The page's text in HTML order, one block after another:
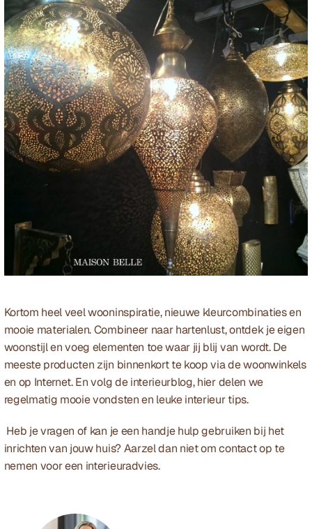
Kortom heel veel wooninspiratie, nieuwe kleurcombinaties en
mooie materialen. Combineer naar hartenlust, ontdek je eigen
woonstijl en voeg elementen toe waar jij blij van wordt. De
meeste producten zijn binnenkort te koop via de woonwinkels
en op Internet. En volg de interieurblog, hier delen we
regelmatig mooie vondsten en leuke interieur tips.
inrichten van jouw huis? Aarzel dan niet om contact op te
nemen voor een interieuradvies.